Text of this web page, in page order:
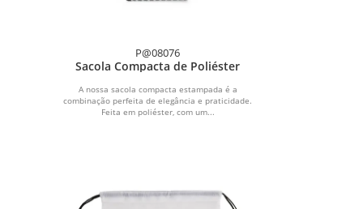
P@08076
Sacola Compacta de Poliéster
A nossa sacola compacta estampada é a
combinação perfeita de elegância e praticidade.
Feita em poliéster, com um...